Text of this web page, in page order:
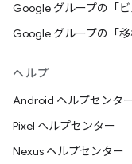
Google グループの「
Google グループの「
ヘルプ
Android ヘルプセンタ
Pixel ヘルプセンター
Nexus ヘルプセンター